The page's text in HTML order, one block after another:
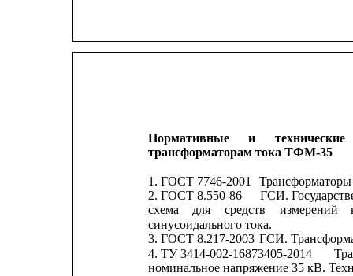
Нормативные и
технические
трансформаторам тока ТФМ-35
1. ГОСТ 7746-2001
2. ГОСТ 8.550-86
ГСИ.
схема
для средств измерений
синусоидального тока.
3. ГОСТ 8.217-2003 ГСИ.
4. ТУ 3414-002-16873405-2014
номинальное напряжение 35 кВ.